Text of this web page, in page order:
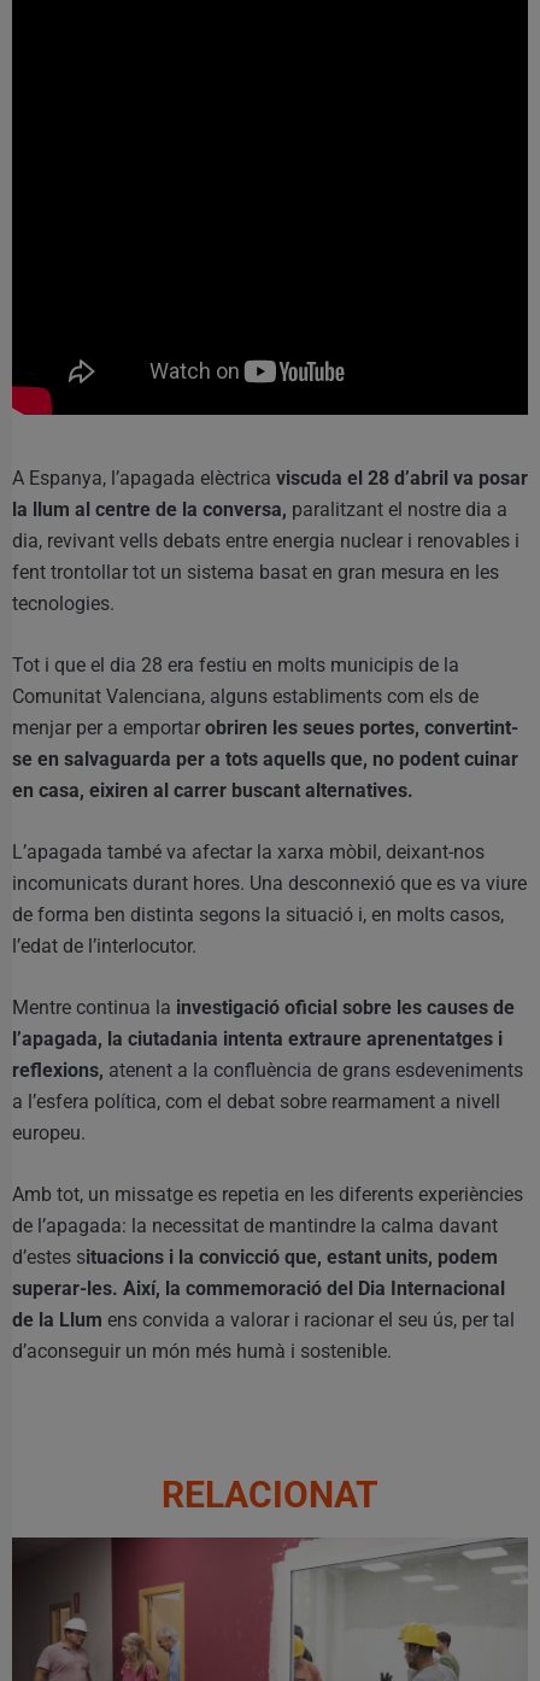
A Espanya, l’apagada elèctrica viscuda el 28 d’abril va posar
la llum al centre de la conversa, paralitzant el nostre dia a
dia, revivant vells debats entre energia nuclear i renovables i
fent trontollar tot un sistema basat en gran mesura en les
tecnologies.
Tot i que el dia 28 era festiu en molts municipis de la
Comunitat Valenciana, alguns establiments com els de
menjar per a emportar obriren les seues portes, convertint-
se en salvaguarda per a tots aquells que, no podent cuinar
en casa, eixiren al carrer buscant alternatives.
L’apagada també va afectar la xarxa mòbil, deixant-nos
incomunicats durant hores. Una desconnexió que es va viure
de forma ben distinta segons la situació i, en molts casos,
l’edat de l’interlocutor.
Mentre continua la investigació oficial sobre les causes de
l’apagada, la ciutadania intenta extraure aprenentatges i
reflexions, atenent a la confluència de grans esdeveniments
a l’esfera política, com el debat sobre rearmament a nivell
europeu.
Amb tot, un missatge es repetia en les diferents experiències
de l’apagada: la necessitat de mantindre la calma davant
d’estes situacions i la convicció que, estant units, podem
superar-les. Així, la commemoració del Dia Internacional
de la Llum ens convida a valorar i racionar el seu ús, per tal
d’aconseguir un món més humà i sostenible.
RELACIONAT